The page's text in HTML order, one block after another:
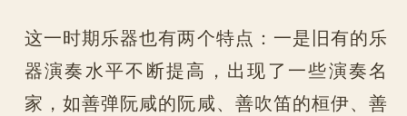
这一时期乐器也有两个特点：一是旧有的乐
器演奏水平不断提高，出现了一些演奏名
家，如善弹阮咸的阮咸、善吹笛的桓伊、善